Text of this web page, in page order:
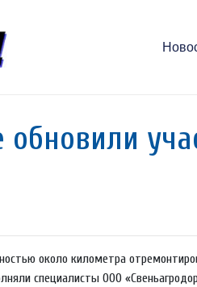
около километра
специалисты ООО